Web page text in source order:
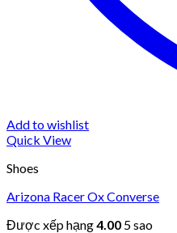
Add to wishlist
Quick View
Shoes
Arizona Racer Ox Converse
Được xếp hạng4.00 5 sao